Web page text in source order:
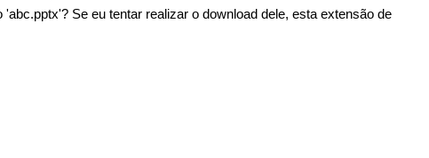
Se eu tentar realizar o download dele, esta extensão de